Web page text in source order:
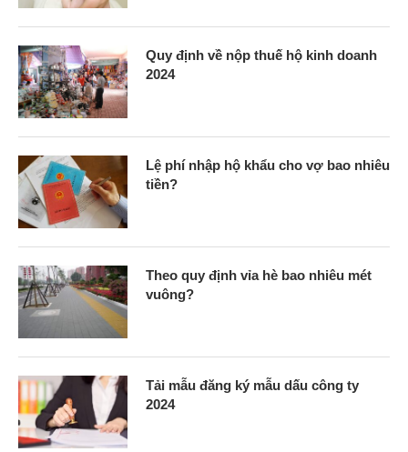
Quy định về nộp thuế hộ kinh doanh
2024
Lệ phí nhập hộ khẩu cho vợ bao nhiêu
tiền?
Theo quy định vỉa hè bao nhiêu mét
vuông?
Tải mẫu đăng ký mẫu dấu công ty
2024